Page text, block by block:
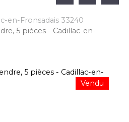
en-Fronsadais 33240
5 pièces - Cadillac-en-
Vendu